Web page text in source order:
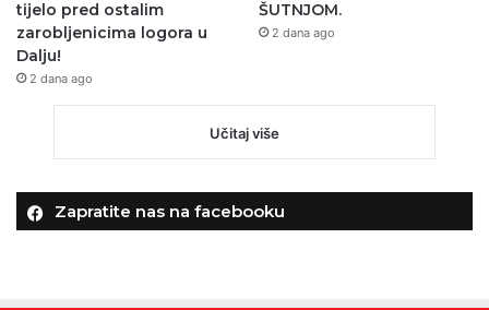
tijelo pred ostalim
zarobljenicima logora u
Dalju!
2 dana ago
ŠUTNJOM.
2 dana ago
Učitaj više
Zapratite nas na facebooku